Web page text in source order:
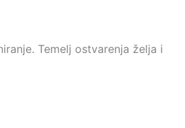
Temelj ostvarenja želja i